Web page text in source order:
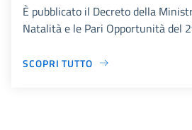
È pubblicato il Decreto della
Natalità e le Pari Opportunità del
SCOPRI TUTTO